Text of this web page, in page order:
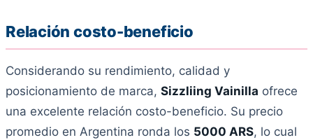
Relación costo-beneficio
Considerando su rendimiento, calidad y
posicionamiento de marca, Sizzliing Vainilla ofrece
una excelente relación costo-beneficio. Su precio
promedio en Argentina ronda los 5000 ARS, lo cual